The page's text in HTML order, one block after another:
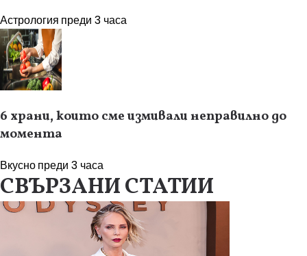
Астрология преди 3 часа
6 храни, които сме измивали неправилно до
момента
Вкуснопреди 3 часа
СВЪРЗАНИ СТАТИИ